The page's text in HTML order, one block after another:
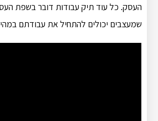
העסק. כל עוד תיק עבודות דובר בשפת
שמעצבים יכולים להתחיל את עבודתם